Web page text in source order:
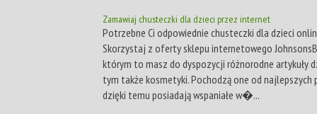
Zamawiaj chusteczki dla dzieci przez internet
Potrzebne Ci odpowiednie chusteczki dla dzieci
Skorzystaj z oferty sklepu internetowego
którym to masz do dyspozycji różnorodne artykuły
tym także kosmetyki. Pochodzą one od najlepszych
dzięki temu posiadają wspaniałe w�...